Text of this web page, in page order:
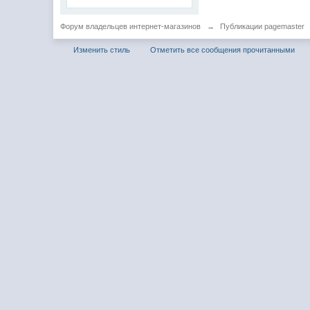
Форум владельцев интернет-магазинов → Публикации pagemaster
Изменить стиль Отметить все сообщения прочитанными